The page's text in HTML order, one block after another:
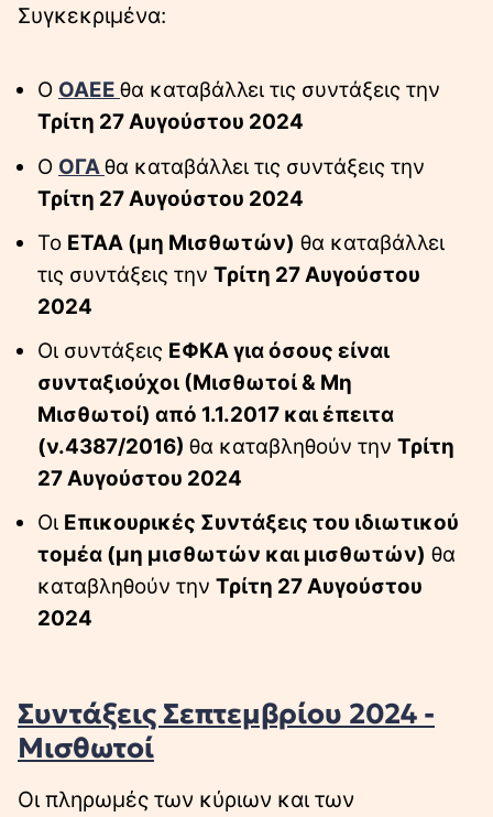
Συγκεκριμένα:
Ο ΟΑΕΕ θα καταβάλλει τις συντάξεις την
Τρίτη 27 Αυγούστου 2024
Ο ΟΓΑθα καταβάλλει τις συντάξεις την
Τρίτη 27 Αυγούστου 2024
Το ΕΤΑΑ (μη Μισθωτών) θα καταβάλλει
τις συντάξεις την Τρίτη 27 Αυγούστου
2024
Οι συντάξεις ΕΦΚΑ για όσους είναι
συνταξιούχοι (Μισθωτοί & Μη
Μισθωτοί) από 1.1.2017 και έπειτα
(ν.4387/2016) θα καταβληθούν την Τρίτη
27 Αυγούστου 2024
Οι Επικουρικές Συντάξεις του ιδιωτικού
τομέα (μη μισθωτών και μισθωτών) θα
καταβληθούν την Τρίτη 27 Αυγούστου
2024
Συντάξεις Σεπτεμβρίου 2024 -
Μισθωτοί
Οι πληρωμές των κύριων και των